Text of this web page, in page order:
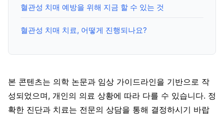
혈관성 치매 예방을 위해 지금 할 수 있는 것
혈관성 치매 치료, 어떻게 진행되나요?
본 콘텐츠는 의학 논문과 임상 가이드라인을 기반으로 작
성되었으며, 개인의 의료 상황에 따라 다를 수 있습니다. 정
확한 진단과 치료는 전문의 상담을 통해 결정하시기 바랍